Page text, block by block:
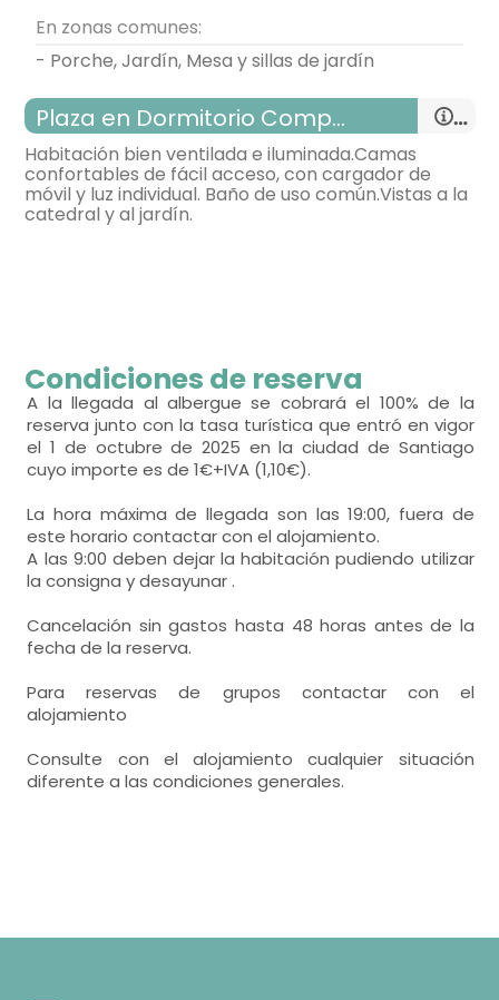
En zonas comunes:
- Porche, Jardín, Mesa y sillas de jardín
Plaza en Dormitorio Compartido
Habitación bien ventilada e iluminada.Camas
confortables de fácil acceso, con cargador de
móvil y luz individual. Baño de uso común.Vistas a la
catedral y al jardín.
habitación con varias camas
- cama litera para 2 personas = 17
bonitas vistas,
- habitación con cuarto de baño. Incluye:
WC,
lavabo,
lavabo doble,
ducha,
Condiciones de reserva
A la llegada al albergue se cobrará el 100% de la
reserva junto con la tasa turística que entró en vigor
el 1 de octubre de 2025 en la ciudad de Santiago
cuyo importe es de 1€+IVA (1,10€).
La hora máxima de llegada son las 19:00, fuera de
este horario contactar con el alojamiento.
A las 9:00 deben dejar la habitación pudiendo utilizar
la consigna y desayunar .
Cancelación sin gastos hasta 48 horas antes de la
fecha de la reserva.
Para reservas de grupos contactar con el
alojamiento
Consulte con el alojamiento cualquier situación
diferente a las condiciones generales.